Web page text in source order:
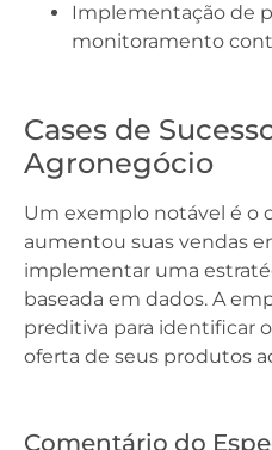
Implementação de
monitoramento
Cases de
Agronegócio
Um exemplo notável é o
aumentou suas vendas
implementar uma
baseada em dados. A
preditiva para identificar
oferta de seus produtos
Comentário do